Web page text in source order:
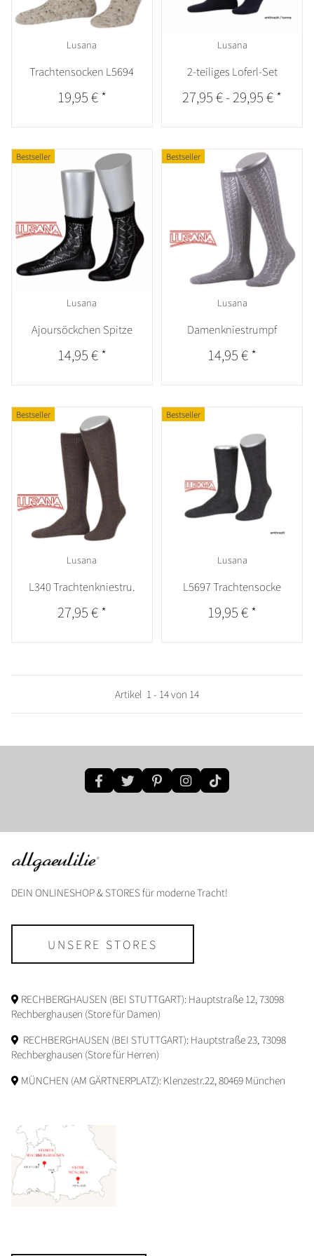
Lusana
Trachtensocken L5694
19,95 €*
Lusana
2-teiliges Loferl-Set
27,95 €-29,95 €*
Bestseller
Lusana
Ajoursöckchen Spitze
14,95 €*
Bestseller
Lusana
Damenkniestrumpf
14,95 €*
Bestseller
Lusana
L340 Trachtenkniestru.
27,95 €*
Bestseller
Lusana
L5697 Trachtensocke
19,95 €*
Artikel 1- 14von 14
DEIN ONLINESHOP & STORES für moderne Tracht!
UNSERE STORES
RECHBERGHAUSEN (BEI STUTTGART): Hauptstraße 12, 73098
Rechberghausen (Store für Damen)
RECHBERGHAUSEN (BEI STUTTGART): Hauptstraße 23, 73098
Rechberghausen (Store für Herren)
MÜNCHEN (AM GÄRTNERPLATZ): Klenzestr.22, 80469 München